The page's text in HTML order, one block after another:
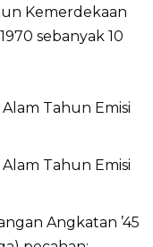
Kemerdekaan
sebanyak 10
Tahun Emisi
Tahun Emisi
Angkatan ’45